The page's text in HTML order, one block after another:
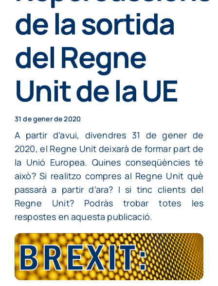
Cita prèvia
de la sortida
del Regne
Unit de la UE
31 de gener de 2020
A partir d’avui, divendres 31 de gener de
2020, el Regne Unit deixarà de formar part de
la Unió Europea. Quines conseqüències té
això? Si realitzo compres al Regne Unit què
passarà a partir d’ara? I si tinc clients del
Regne Unit? Podràs trobar totes les
respostes en aquesta publicació.